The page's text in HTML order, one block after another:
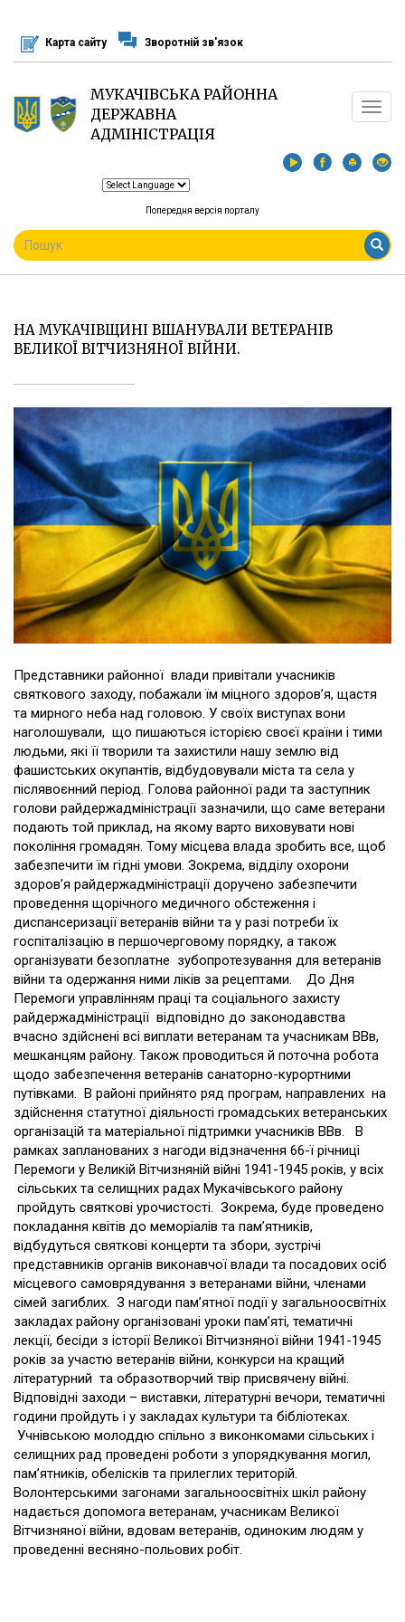
основного
матеріалу
Карта сайту Зворотній зв'язок
МУКАЧІВСЬКА РАЙОННА
ДЕРЖАВНА
АДМІНІСТРАЦІЯ
Toggle
Попередня версія порталу
ПОШУКОВА
ФОРМА
Пошук
НА МУКАЧІВЩИНІ ВШАНУВАЛИ ВЕТЕРАНІВ
ВЕЛИКОЇ ВІТЧИЗНЯНОЇ ВІЙНИ.
Представники районної влади привітали учасників
святкового заходу, побажали їм міцного здоров’я, щастя
та мирного неба над головою. У своїх виступах вони
наголошували, що пишаються історією своєї країни і тими
людьми, які її творили та захистили нашу землю від
фашистських окупантів, відбудовували міста та села у
післявоєнний період. Голова районної ради та заступник
голови райдержадміністрації зазначили, що саме ветерани
подають той приклад, на якому варто виховувати нові
покоління громадян. Тому місцева влада зробить все, щоб
забезпечити їм гідні умови. Зокрема, відділу охорони
здоров’я райдержадміністрації доручено забезпечити
проведення щорічного медичного обстеження і
диспансеризації ветеранів війни та у разі потреби їх
госпіталізацію в першочерговому порядку, а також
організувати безоплатне зубопротезування для ветеранів
війни та одержання ними ліків за рецептами. До Дня
Перемоги управлінням праці та соціального захисту
райдержадміністрації відповідно до законодавства
вчасно здійснені всі виплати ветеранам та учасникам ВВв,
мешканцям району. Також проводиться й поточна робота
щодо забезпечення ветеранів санаторно-курортними
путівками. В районі прийнято ряд програм, направлених на
здійснення статутної діяльності громадських ветеранських
організацій та матеріальної підтримки учасників ВВв. В
рамках запланованих з нагоди відзначення 66-ї річниці
Перемоги у Великій Вітчизняній війні 1941-1945 років, у всіх
сільських та селищних радах Мукачівського району
пройдуть святкові урочистості. Зокрема, буде проведено
покладання квітів до меморіалів та пам’ятників,
відбудуться святкові концерти та збори, зустрічі
представників органів виконавчої влади та посадових осіб
місцевого самоврядування з ветеранами війни, членами
сімей загиблих. З нагоди пам’ятної події у загальноосвітніх
закладах району організовані уроки пам’яті, тематичні
лекції, бесіди з історії Великої Вітчизняної війни 1941-1945
років за участю ветеранів війни, конкурси на кращий
літературний та образотворчий твір присвячену війні.
Відповідні заходи – виставки, літературні вечори, тематичні
години пройдуть і у закладах культури та бібліотеках.
Учнівською молоддю спільно з виконкомами сільських і
селищних рад проведені роботи з упорядкування могил,
пам’ятників, обелісків та прилеглих територій.
Волонтерськими загонами загальноосвітніх шкіл району
надається допомога ветеранам, учасникам Великої
Вітчизняної війни, вдовам ветеранів, одиноким людям у
проведенні весняно-польових робіт.